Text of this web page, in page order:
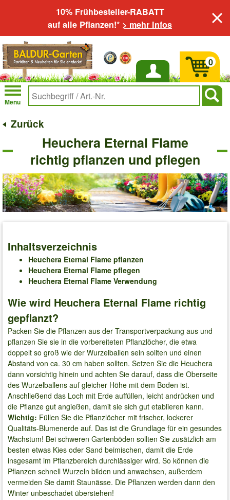
10% Frühbesteller-RABATT
auf alle Pflanzen!* > mehr Infos
Anmelden
Menu
0
Zurück
Heuchera Eternal Flame
richtig pflanzen und pflegen
Inhaltsverzeichnis
Heuchera Eternal Flame pflanzen
Heuchera Eternal Flame pflegen
Heuchera Eternal Flame Verwendung
Wie wird Heuchera Eternal Flame richtig
gepflanzt?
Packen Sie die Pflanzen aus der Transportverpackung aus und
pflanzen Sie sie in die vorbereiteten Pflanzlöcher, die etwa
doppelt so groß wie der Wurzelballen sein sollten und einen
Abstand von ca. 30 cm haben sollten. Setzen Sie die Heuchera
dann vorsichtig hinein und achten Sie darauf, dass die Oberseite
des Wurzelballens auf gleicher Höhe mit dem Boden ist.
Anschließend das Loch mit Erde auffüllen, leicht andrücken und
die Pflanze gut angießen, damit sie sich gut etablieren kann.
Wichtig: Füllen Sie die Pflanzlöcher mit frischer, lockerer
Qualitäts-Blumenerde auf. Das ist die Grundlage für ein gesundes
Wachstum! Bei schweren Gartenböden sollten Sie zusätzlich am
besten etwas Kies oder Sand beimischen, damit die Erde
insgesamt im Pflanzbereich durchlässiger wird. So können die
Pflanzen schnell Wurzeln bilden und anwachsen, außerdem
vermeiden Sie damit Staunässe. Die Pflanzen werden dann den
Winter unbeschadet überstehen!